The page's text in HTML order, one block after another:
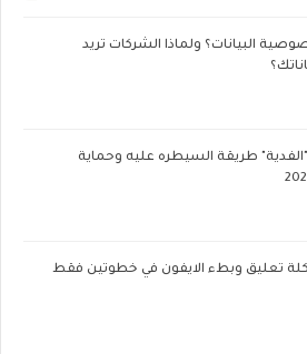
البيانات؟ ولماذا الشركات تريد
طريقة السيطره عليه وحماية
تعليق وبطء الايفون في خطوتين فقط